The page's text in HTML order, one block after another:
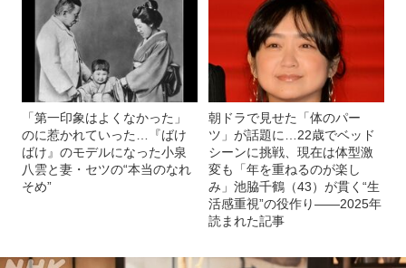
「第一印象はよくなかった」
のに惹かれていった…『ばけ
ばけ』のモデルになった小泉
八雲と妻・セツの“本当のなれ
そめ”
朝ドラで見せた「体のパー
ツ」が話題に…22歳でベッド
シーンに挑戦、現在は体型激
変も「年を重ねるのが楽し
み」池脇千鶴（43）が貫く“生
活感重視”の役作り――2025年
読まれた記事